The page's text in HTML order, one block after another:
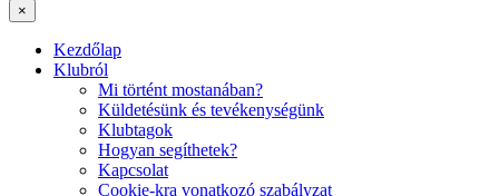
×
Kezdőlap
Klubról
Mi történt mostanában?
Küldetésünk és tevékenységünk
Klubtagok
Hogyan segíthetek?
Kapcsolat
Cookie-kra vonatkozó szabályzat